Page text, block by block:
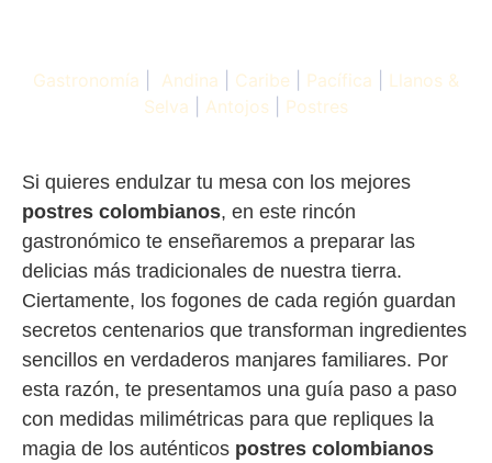
Gastronomía Andina Caribe Pacífica
Llanos &
Selva
Antojos Postres
Si quieres endulzar tu mesa con los mejores
postres colombianos, en este rincón
gastronómico te enseñaremos a preparar las
delicias más tradicionales de nuestra tierra.
Ciertamente, los fogones de cada región guardan
secretos centenarios que transforman ingredientes
sencillos en verdaderos manjares familiares. Por
esta razón, te presentamos una guía paso a paso
con medidas milimétricas para que repliques la
magia de los auténticos postres colombianos